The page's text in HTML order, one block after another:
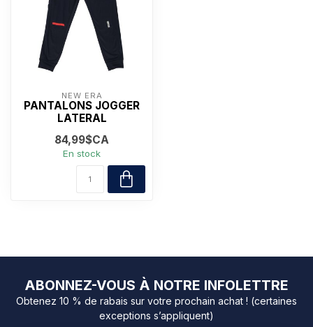
NEW ERA
PANTALONS JOGGER
LATERAL
84,99$CA
En stock
ABONNEZ-VOUS À NOTRE INFOLETTRE
Obtenez 10 % de rabais sur votre prochain achat ! (certaines
exceptions s’appliquent)